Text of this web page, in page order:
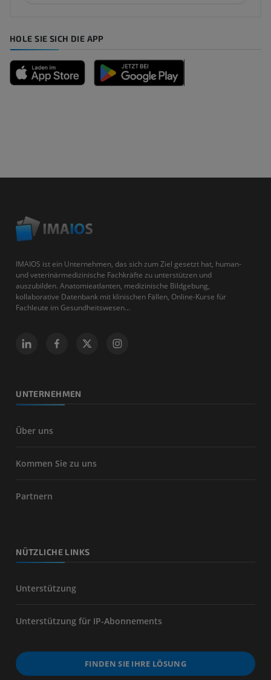
HOLE SIE SICH DIE APP
IMAIOS ist ein Unternehmen, das sich zum Ziel gesetzt hat, human-
und veterinärmedizinische Fachkräfte zu unterstützen und
auszubilden. Anatomieatlanten, medizinische Bildgebung,
kollaborative Datenbank mit klinischen Fällen, Online-Kurse für
Fachleute im Gesundheitswesen...
UNTERNEHMEN
Über uns
Kommen Sie zu uns
Partnern
NÜTZLICHE LINKS
Unterstützung
Unterstützung für IP-Abonnements
FINDEN SIE IHRE LÖSUNG